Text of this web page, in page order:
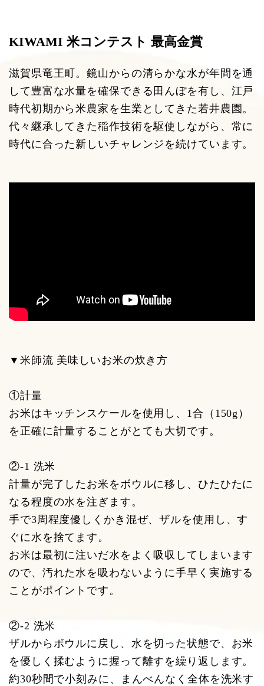
KIWAMI 米コンテスト 最高金賞
滋賀県竜王町。鏡山からの清らかな水が年間を通
して豊富な水量を確保できる田んぼを有し、江戸
時代初期から米農家を生業としてきた若井農園。
代々継承してきた稲作技術を駆使しながら、常に
時代に合った新しいチャレンジを続けています。
▼米師流 美味しいお米の炊き方
①計量
お米はキッチンスケールを使用し、1合（150g）
を正確に計量することがとても大切です。
②-1 洗米
計量が完了したお米をボウルに移し、ひたひたに
なる程度の水を注ぎます。
手で3周程度優しくかき混ぜ、ザルを使用し、す
ぐに水を捨てます。
お米は最初に注いだ水をよく吸収してしまいます
ので、汚れた水を吸わないように手早く実施する
ことがポイントです。
②-2 洗米
ザルからボウルに戻し、水を切った状態で、お米
を優しく揉むように握って離すを繰り返します。
約30秒間で小刻みに、まんべんなく全体を洗米す